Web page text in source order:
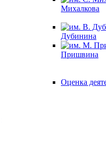
Михалкова
Дубинина
Пришвина
Оценка